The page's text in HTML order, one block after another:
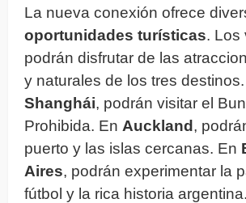
La nueva conexión ofrece
oportunidades turísticas. Los
podrán disfrutar de las
y naturales de los tres
Shanghái, podrán visitar el
Prohibida. En Auckland ,
puerto y las islas cercanas. En
Aires, podrán experimentar la
fútbol y la rica historia argentina.